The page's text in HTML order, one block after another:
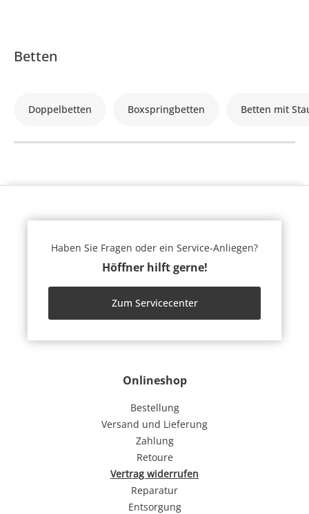
Betten
Doppelbetten Boxspringbetten Betten mit
Onlineshop
Bestellung
Versand und Lieferung
Zahlung
Retoure
Vertrag widerrufen
Reparatur
Entsorgung
Haben Sie Fragen oder ein Service-Anliegen?
Höffner hilft gerne!
Zum Servicecenter